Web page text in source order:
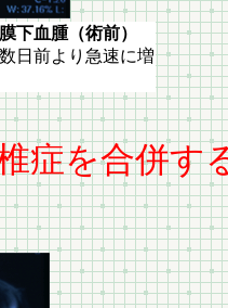
腫（術前）
日前より急速に増
症を合併す